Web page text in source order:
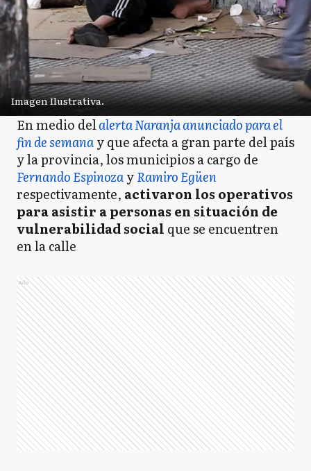
Imagen Ilustrativa.
En medio delalerta Naranja anunciado para el
fin de semanay que afecta a gran parte del país
y la provincia, los municipios a cargo de
Fernando EspinozayRamiro Egüen
respectivamente, activaron los operativos
para asistir a personas en situación de
vulnerabilidad social que se encuentren
en la calle
Ads